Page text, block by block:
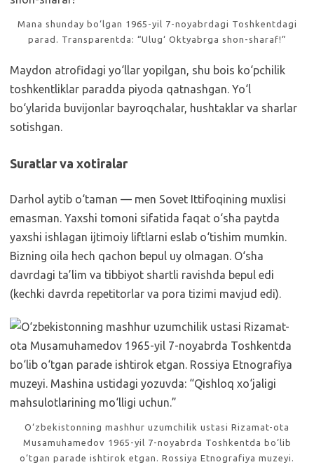
Mana shunday bo‘lgan 1965-yil 7-noyabrdagi Toshkentdagi
parad. Transparentda: “Ulug‘ Oktyabrga shon-sharaf!”
Maydon atrofidagi yo‘llar yopilgan, shu bois ko‘pchilik
toshkentliklar paradda piyoda qatnashgan. Yo‘l
bo‘ylarida buvijonlar bayroqchalar, hushtaklar va sharlar
sotishgan.
Suratlar va xotiralar
Darhol aytib o‘taman — men Sovet Ittifoqining muxlisi
emasman. Yaxshi tomoni sifatida faqat o‘sha paytda
yaxshi ishlagan ijtimoiy liftlarni eslab o‘tishim mumkin.
Bizning oila hech qachon bepul uy olmagan. O‘sha
davrdagi ta’lim va tibbiyot shartli ravishda bepul edi
(kechki davrda repetitorlar va pora tizimi mavjud edi).
O‘zbekistonning mashhur uzumchilik ustasi Rizamat-ota
Musamuhamedov 1965-yil 7-noyabrda Toshkentda bo‘lib
o‘tgan parade ishtirok etgan. Rossiya Etnografiya muzeyi.